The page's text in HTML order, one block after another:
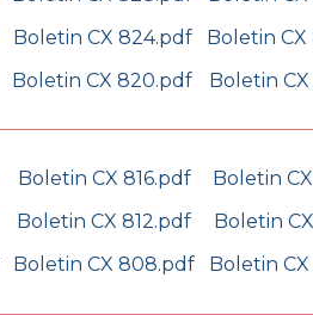
Boletin CX 824.pdf
Boletin
Boletin CX 820.pdf Boletin
Boletin CX 816.pdf
Boletin
Boletin CX 812.pdf
Boletin
Boletin CX 808.pdf Boletin